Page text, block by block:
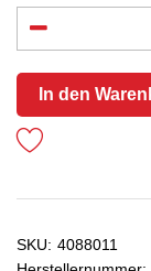
In den
SKU: 4088011